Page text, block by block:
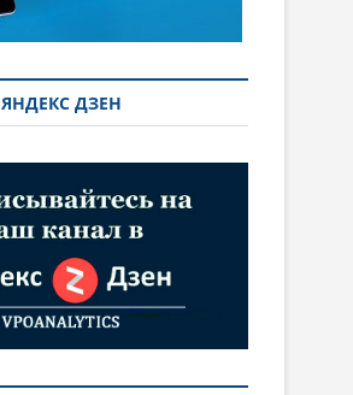
ЯНДЕКС ДЗЕН